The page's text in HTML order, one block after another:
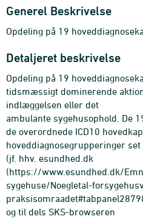
Generel Beskrivelse
Opdeling på 19
Detaljeret beskrivelse
Opdeling på 19
tidsmæssigt dominerende
indlæggelsen eller det
ambulante sygehusophold. De
de overordnede ICD10
hoveddiagnosegrupperinger
(jf. hhv. esundhed.dk
(https://www.esundhed.dk/
sygehuse/Noegletal-
og til dels SKS-browseren